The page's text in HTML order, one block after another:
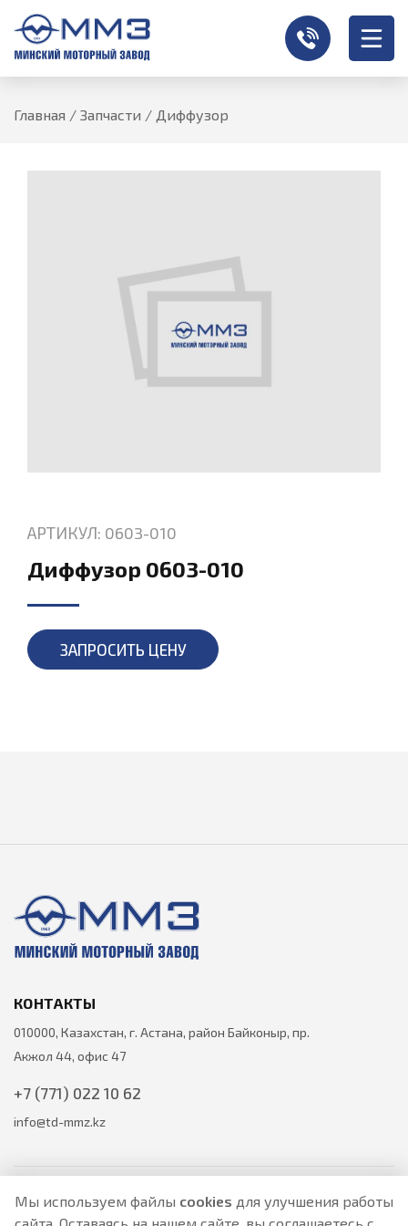
Главная / Запчасти / Диффузор
АРТИКУЛ: 0603-010
Диффузор 0603-010
ЗАПРОСИТЬ ЦЕНУ
Мы используем файлы cookies для улучшения работы
КОНТАКТЫ
010000, Казахстан, г. Астана, район Байконыр, пр.
Акжол 44, офис 47
+7 (771) 022 10 62
info@td-mmz.kz